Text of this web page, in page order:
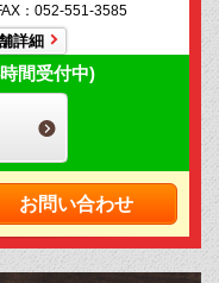
：052-551-3585
詳細
間受付中)
お問い合わせ